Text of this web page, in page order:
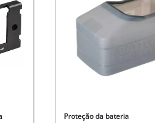
This
Proteção da bateria